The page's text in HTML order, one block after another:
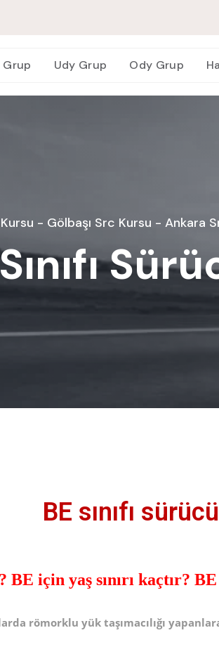
Grup Udy Grup Ody Grup
- Gölbaşı Src Kursu - Ankara
BE sınıfı
BE için yaş sınırı kaçtır?
römorklu yük taşımacılığı